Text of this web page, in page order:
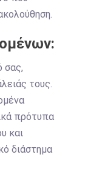
σας,
τους.
πρότυπα
και
διάστημα